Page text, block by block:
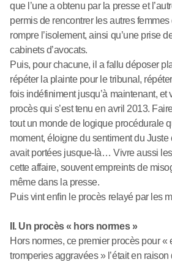
que l’une a obtenu par la presse et
permis de rencontrer les autres
rompre l’isolement, ainsi qu’une prise
cabinets d’avocats.
Puis, pour chacune, il a fallu déposer
répéter la plainte pour le tribunal,
fois indéfiniment jusqu’à maintenant, et
procès qui s’est tenu en avril 2013.
tout un monde de logique procédurale
moment, éloigne du sentiment du Juste
avait portées jusque-là… Vivre aussi
cette affaire, souvent empreints de
même dans la presse.
Puis vint enfin le procès relayé par les
II. Un procès « hors normes »
Hors normes, ce premier procès pour «
tromperies aggravées » l’était en